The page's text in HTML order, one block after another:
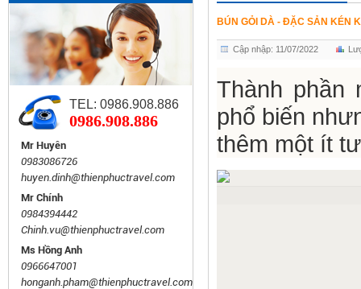
TEL: 0986.908.886
0986.908.886
Mr Huyên
0983086726
huyen.dinh@thienphuctravel.com
Mr Chính
0984394442
Chinh.vu@thienphuctravel.com
Ms Hồng Anh
0966647001
honganh.pham@thienphuctravel.com
BÚN GỎI DÀ - ĐẶC SẢN KÉN
Cập nhập: 11/07/2022
Thành phần
phổ biến
thêm một ít